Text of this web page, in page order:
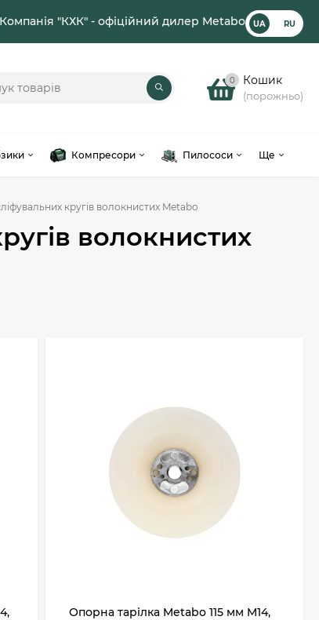
Компанія "КХК" - офіційний дилер Metabo UA RU
0 Кошик
(порожньо)
Компресори Пилососи Ще
кругів волокнистих Metabo
волокнистих
Опорна тарілка Metabo 115 мм M14,